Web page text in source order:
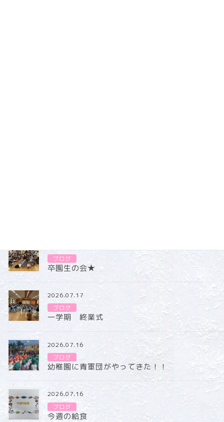
ブログ
卒園生の会★
2026.07.17
ブログ
一学期 終業式
2026.07.16
ブログ
幼稚園に青軍団がやってきた！！
2026.07.16
ブログ
今週の給食